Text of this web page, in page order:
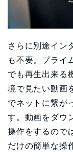
さらに別途イン
も不要。プライ
でも再生出来る
境で見たい動画
でネットに繋が
す。動画をダウ
操作をするので
だけの簡単な操